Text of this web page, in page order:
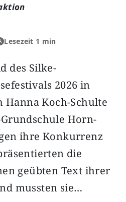
Lesezeit 1 min
des Silke-
2026 in
Hanna Koch-Schulte
Horn-
ihre Konkurrenz
die
geübten Text ihrer
mussten sie…